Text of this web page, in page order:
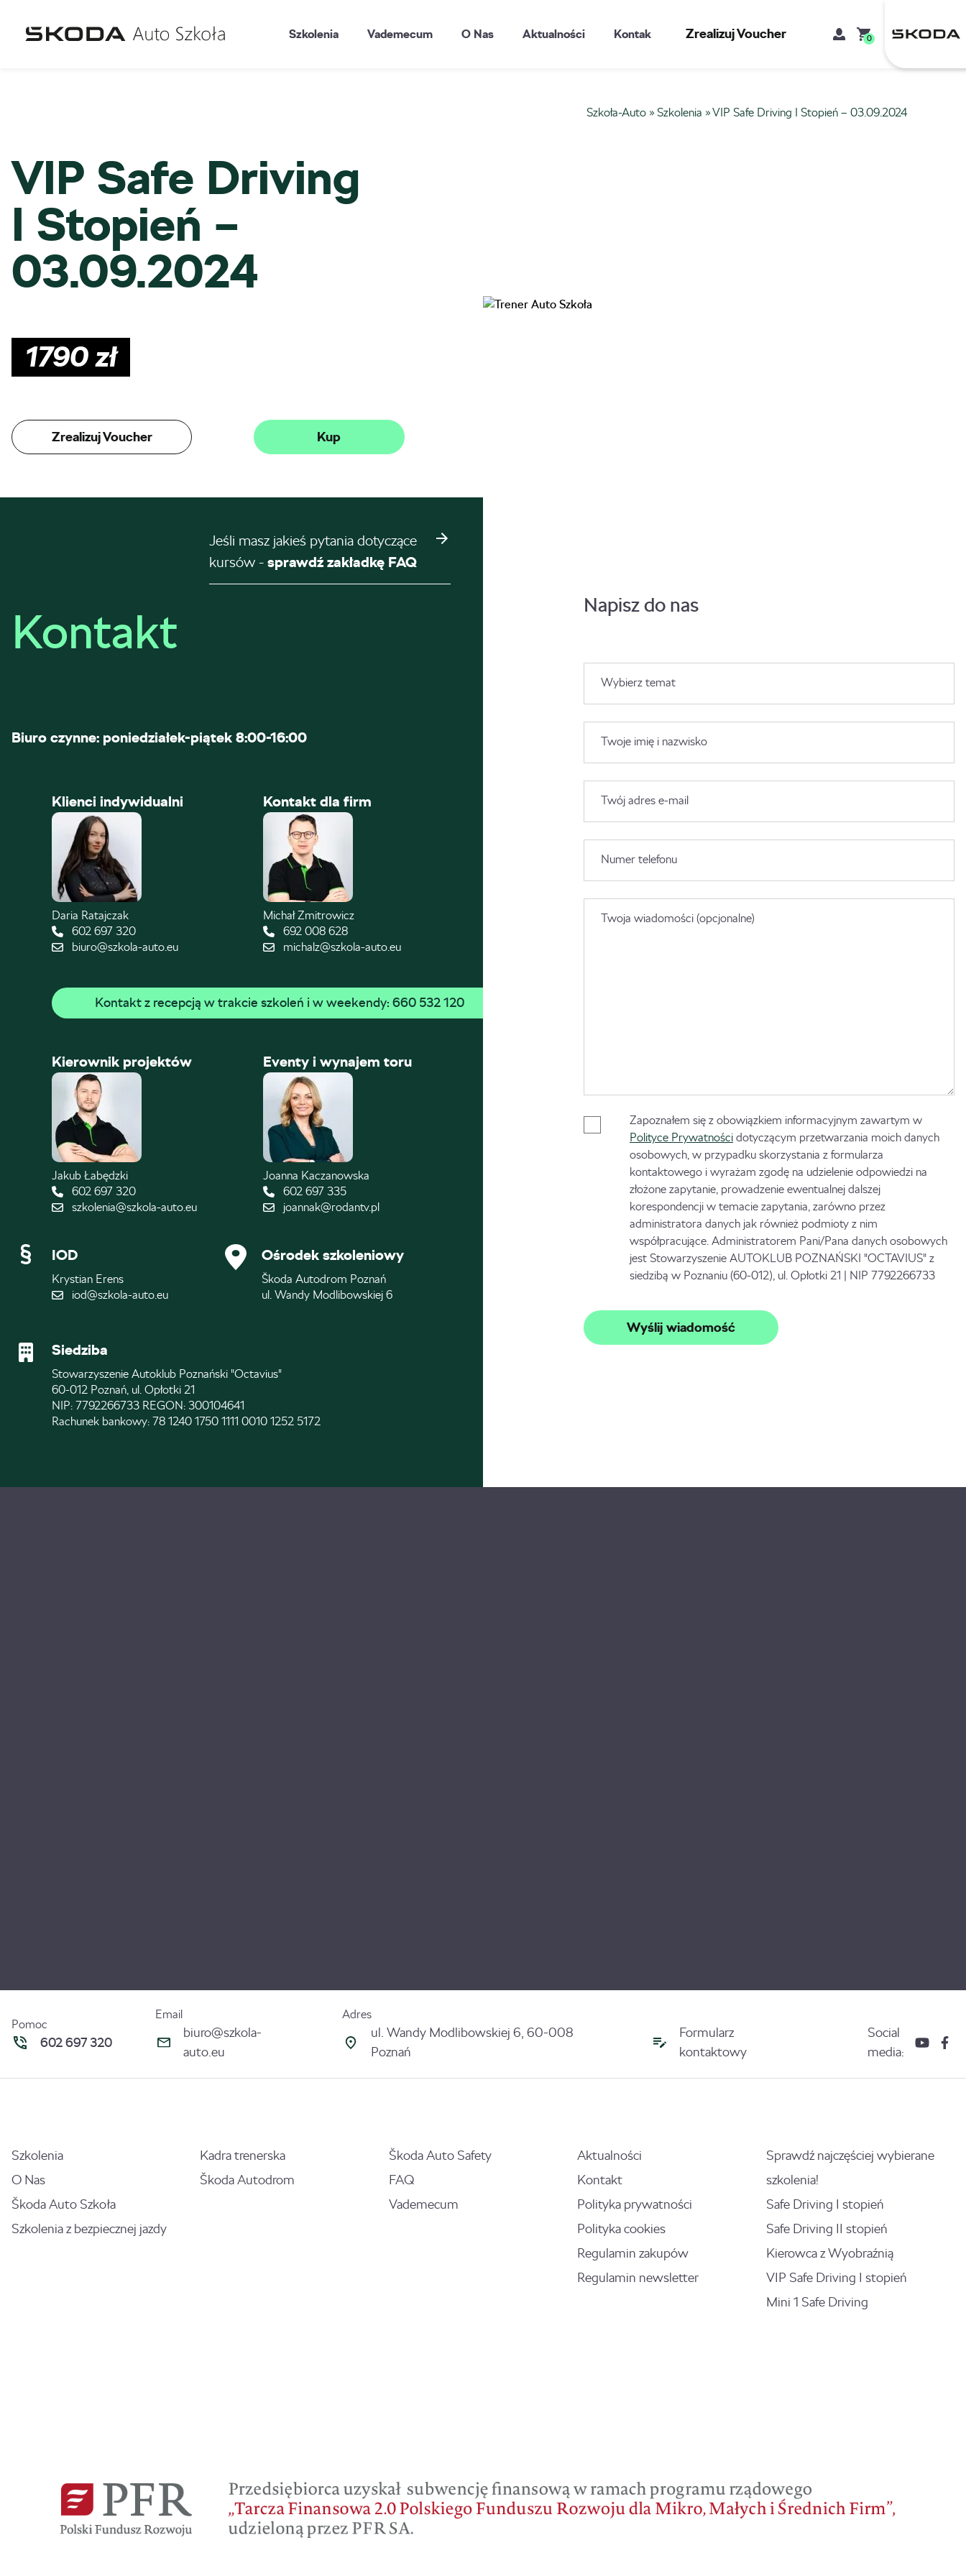
Szkolenia Vademecum O Nas Aktualności Kontakt Zrealizuj Voucher 0
Szkoła-Auto »Szkolenia »VIP Safe Driving I Stopień – 03.09.2024
VIP Safe Driving
I Stopień –
03.09.2024
1790zł
Zrealizuj Voucher Kup
Jeśli masz jakieś pytania dotyczące
kursów - sprawdź zakładkę FAQ
Kontakt
Biuro czynne: poniedziałek-piątek 8:00-16:00
Klienci indywidualni
Daria Ratajczak
602 697 320
biuro@szkola-auto.eu
Kontakt dla firm
Michał Zmitrowicz
692 008 628
michalz@szkola-auto.eu
Kontakt z recepcją w trakcie szkoleń i w weekendy: 660 532 120
Kierownik projektów
Jakub Łabędzki
602 697 320
szkolenia@szkola-auto.eu
Eventy i wynajem toru
Joanna Kaczanowska
602 697 335
joannak@rodantv.pl
IOD
Krystian Erens
iod@szkola-auto.eu
Ośrodek szkoleniowy
Škoda Autodrom Poznań
ul. Wandy Modlibowskiej 6
Siedziba
Stowarzyszenie Autoklub Poznański "Octavius"
60-012 Poznań, ul. Opłotki 21
NIP: 7792266733 REGON: 300104641
Rachunek bankowy: 78 1240 1750 1111 0010 1252 5172
Napisz do nas
Wybierz temat
Twoje imię i nazwisko
Twój adres e-mail
Numer telefonu
Twoja wiadomości (opcjonalne)
Zapoznałem się z obowiązkiem informacyjnym zawartym w
Polityce Prywatnościdotyczącym przetwarzania moich danych
osobowych, w przypadku skorzystania z formularza
kontaktowego i wyrażam zgodę na udzielenie odpowiedzi na
złożone zapytanie, prowadzenie ewentualnej dalszej
korespondencji w temacie zapytania, zarówno przez
administratora danych jak również podmioty z nim
współpracujące. Administratorem Pani/Pana danych osobowych
jest Stowarzyszenie AUTOKLUB POZNAŃSKI "OCTAVIUS" z
siedzibą w Poznaniu (60-012), ul. Opłotki 21 | NIP 7792266733
Pomoc
602 697 320
Email
biuro@szkola-
auto.eu
Adres
ul. Wandy Modlibowskiej 6, 60-008
Poznań
Formularz
kontaktowy
Social
media:
Szkolenia
O Nas
Škoda Auto Szkoła
Szkolenia z bezpiecznej jazdy
Kadra trenerska
Škoda Autodrom
Škoda Auto Safety
FAQ
Vademecum
Aktualności
Kontakt
Polityka prywatności
Polityka cookies
Regulamin zakupów
Regulamin newsletter
Sprawdź najczęściej wybierane
szkolenia!
Safe Driving I stopień
Safe Driving II stopień
Kierowca z Wyobraźnią
VIP Safe Driving I stopień
Mini 1 Safe Driving